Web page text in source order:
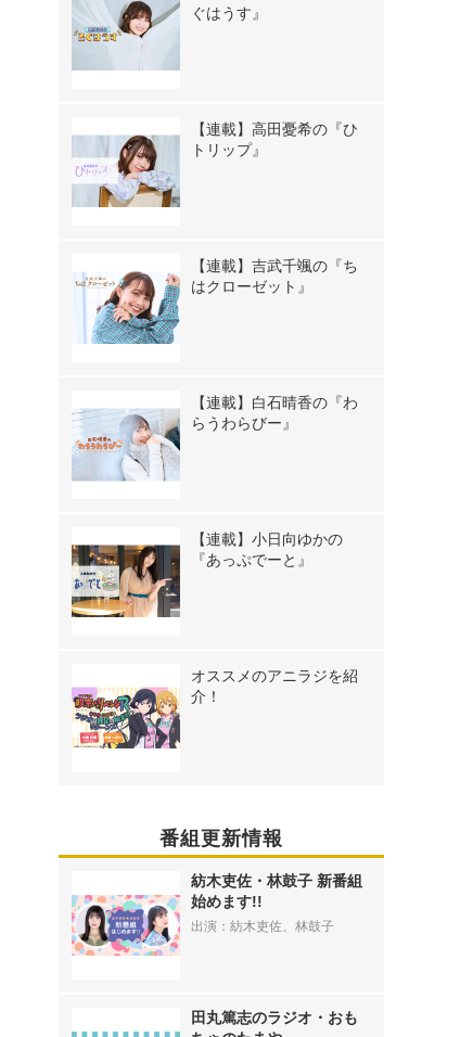
ぐはうす』
【連載】高田憂希の『ひ
トリップ』
【連載】吉武千颯の『ち
はクローゼット』
【連載】白石晴香の『わ
らうわらびー』
【連載】小日向ゆかの
『あっぷでーと』
オススメのアニラジを紹
介！
番組更新情報
紡木吏佐・林鼓子 新番組
始めます!!
出演：紡木吏佐、林鼓子
田丸篤志のラジオ・おも